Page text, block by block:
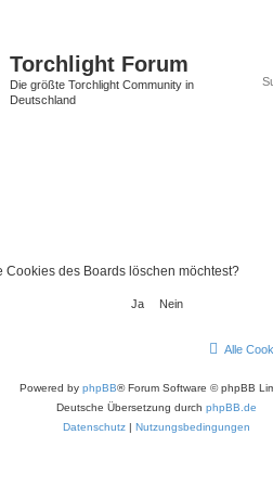
Torchlight Forum
Die größte Torchlight Community in
Deutschland
Cookies des Boards löschen möchtest?
Alle
Powered by phpBB® Forum Software © phpBB
Deutsche Übersetzung durch phpBB.de
Datenschutz | Nutzungsbedingungen